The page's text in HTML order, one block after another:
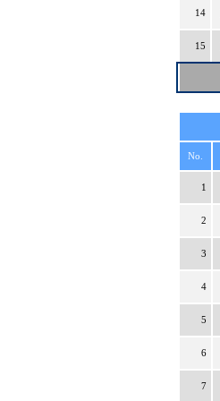
14
15
No.
1
2
3
4
5
6
7